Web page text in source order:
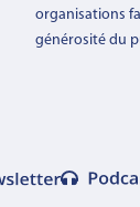
organisations
générositédu